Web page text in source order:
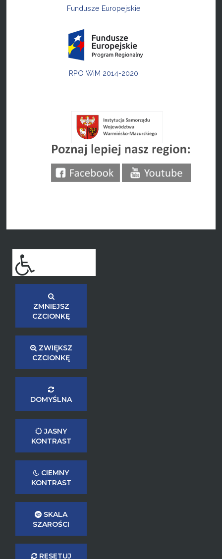
Fundusze Europejskie
RPO WiM 2014-2020
ZMNIEJSZ
CZCIONKĘ
ZWIĘKSZ
CZCIONKĘ
DOMYŚLNA
JASNY
KONTRAST
CIEMNY
KONTRAST
SKALA
SZAROŚCI
RESETUJ